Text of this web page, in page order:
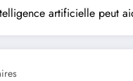
artificielle peut